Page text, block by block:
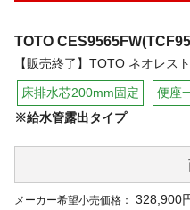
TOTO
【販売終了】TOTO ネオレス
床排水芯200mm固定 便座
※給水管露出タイプ
メーカー希望小売価格：
328,900